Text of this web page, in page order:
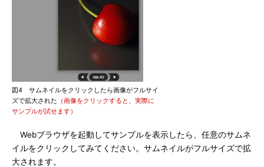
図4 サムネイルをクリックしたら画像がフルサイ
ズで拡大された （画像をクリックすると、実際に
サンプルが試せます）
Webブラウザを起動してサンプルを表示したら、任意のサムネ
イルをクリックしてみてください。サムネイルがフルサイズで拡
大されます。